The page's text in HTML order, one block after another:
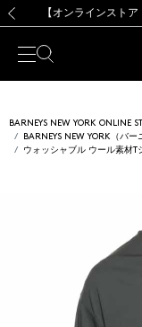
【夏季休業に
熊本県を中心とし
【開催中】
【夏季休業に
BARNEYS NEW YORK ONLINE
BARNEYS NEW YORK（バー
ウォッシャブル ウール素材T